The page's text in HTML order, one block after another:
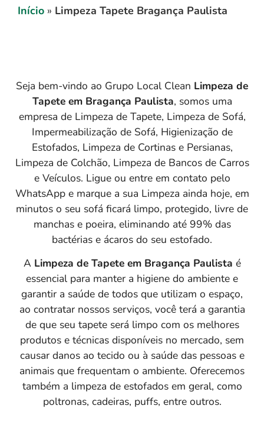
Início » Limpeza Tapete Bragança Paulista
Seja bem-vindo ao Grupo Local Clean Limpeza de
Tapete em Bragança Paulista, somos uma
empresa de Limpeza de Tapete, Limpeza de Sofá,
Impermeabilização de Sofá, Higienização de
Estofados, Limpeza de Cortinas e Persianas,
Limpeza de Colchão, Limpeza de Bancos de Carros
e Veículos. Ligue ou entre em contato pelo
WhatsApp e marque a sua Limpeza ainda hoje, em
minutos o seu sofá ficará limpo, protegido, livre de
manchas e poeira, eliminando até 99% das
bactérias e ácaros do seu estofado.
A Limpeza de Tapete em Bragança Paulista é
essencial para manter a higiene do ambiente e
garantir a saúde de todos que utilizam o espaço,
ao contratar nossos serviços, você terá a garantia
de que seu tapete será limpo com os melhores
produtos e técnicas disponíveis no mercado, sem
causar danos ao tecido ou à saúde das pessoas e
animais que frequentam o ambiente. Oferecemos
também a limpeza de estofados em geral, como
poltronas, cadeiras, puffs, entre outros.